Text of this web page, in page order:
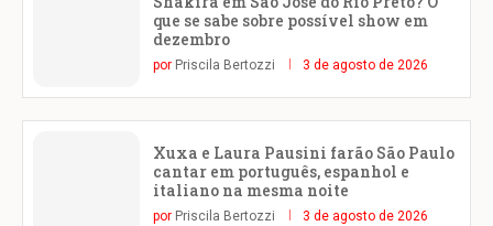
que se sabe sobre possível show em
dezembro
por Priscila Bertozzi 3 de agosto de 2026
Xuxa e Laura Pausini farão São Paulo
cantar em português, espanhol e
italiano na mesma noite
por Priscila Bertozzi 3 de agosto de 2026